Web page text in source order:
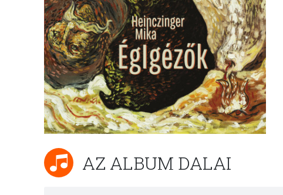
AZ ALBUM DALAI